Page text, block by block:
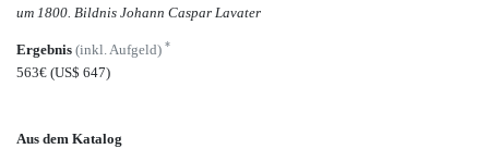
um 1800. Bildnis Johann Caspar Lavater
Ergebnis (inkl. Aufgeld) *
563€ (US$ 647)
Aus dem Katalog